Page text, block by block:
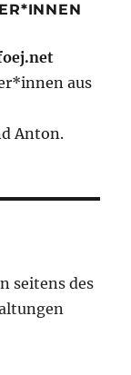
aus
Anton.
seitens des